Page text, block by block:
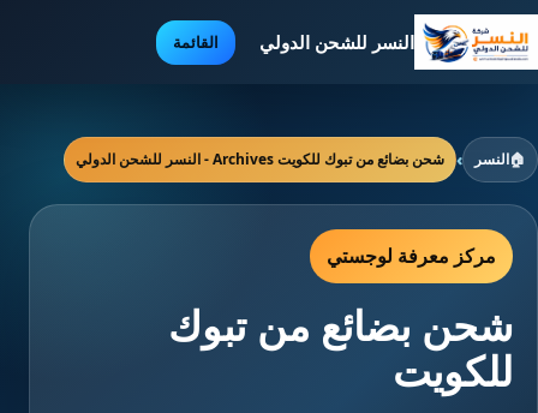
النسر للشحن الدولي القائمة
🏠النسر › شحن بضائع من تبوك للكويت Archives - النسر للشحن الدولي
مركز معرفة لوجستي
شحن بضائع من تبوك
للكويت